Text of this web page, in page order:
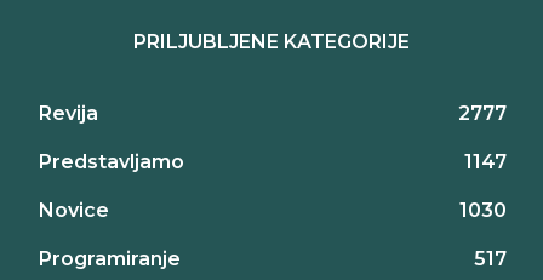
PRILJUBLJENE KATEGORIJE
Revija 2777
Predstavljamo 1147
Novice 1030
Programiranje 517